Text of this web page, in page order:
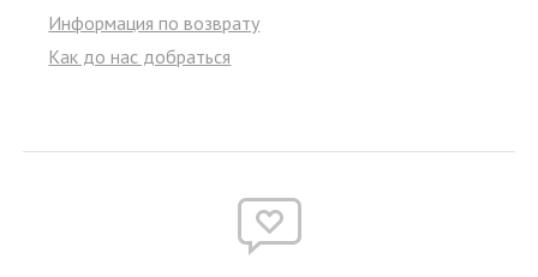
Информация по возврату
Как до нас добраться